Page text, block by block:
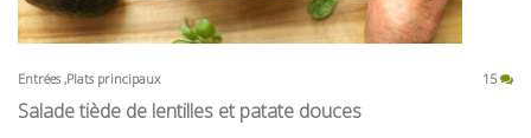
Entrées Plats principaux 15
Salade tiède de lentilles et patate douces